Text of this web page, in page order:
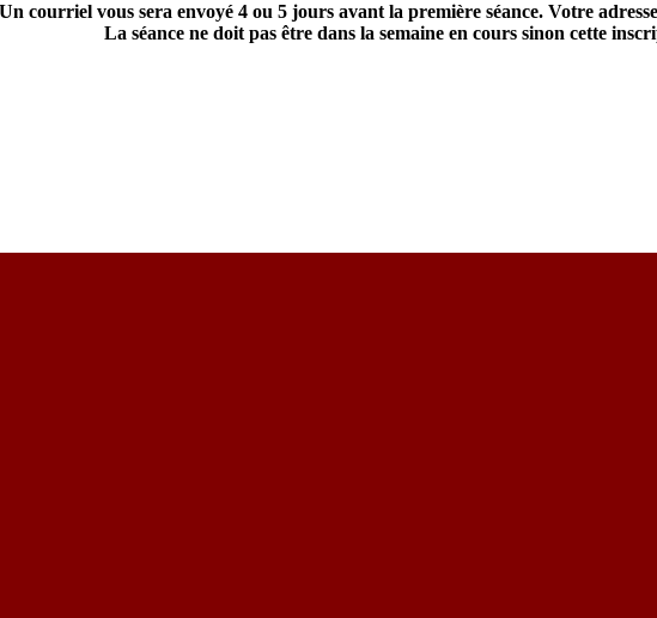
courriel vous sera envoyé 4 ou 5 jours avant la première séance. Votre
La séance ne doit pas être dans la semaine en cours sinon cette